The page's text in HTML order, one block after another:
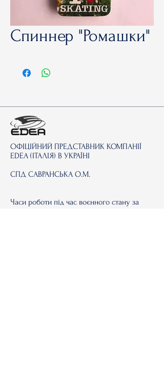
Спиннер "Ромашки"
ОФІЦІЙНИЙ ПРЕДСТАВНИК КОМПАНІЇ
EDEA (ІТАЛІЯ) В УКРАЇНІ
СПД САВРАНСЬКА О.М.
Часи роботи під час воєнного стану за